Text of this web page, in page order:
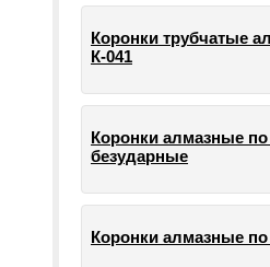
Коронки трубчатые
К-041
Коронки алмазные по
безударные
Коронки алмазные